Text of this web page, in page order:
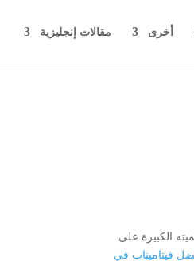
أخرى مقالات إنجليزية
الكبيرة على
فيتامينات في